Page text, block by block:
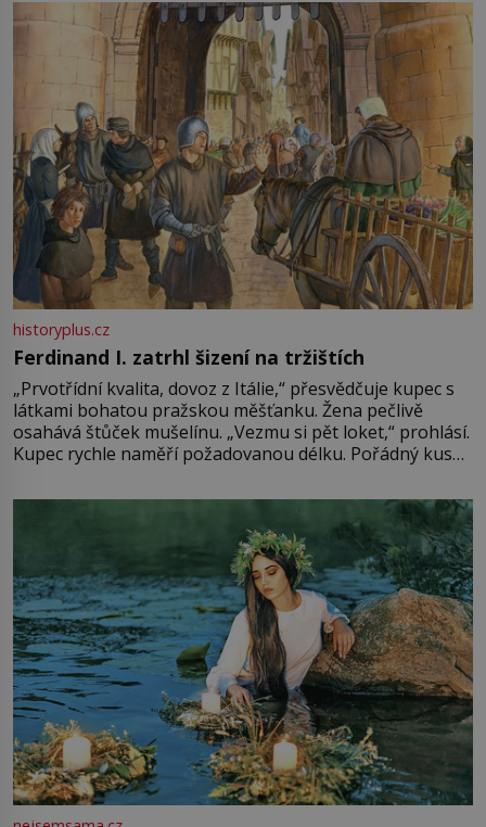
Francie, kde se traduje,
historyplus.cz
Ferdinand I. zatrhl šizení na tržištích
„Prvotřídní kvalita, dovoz z Itálie,“ přesvědčuje kupec s
látkami bohatou pražskou měšťanku. Žena pečlivě
osahává štůček mušelínu. „Vezmu si pět loket,“ prohlásí.
Kupec rychle naměří požadovanou délku. Pořádný kus
milostpaní. Stačí jenom na sukni,“ zhodnotí švadlena
množství růžového mušelínu. „Ošidili vás, podívejte.“
Vezme do ruky dřevěnou